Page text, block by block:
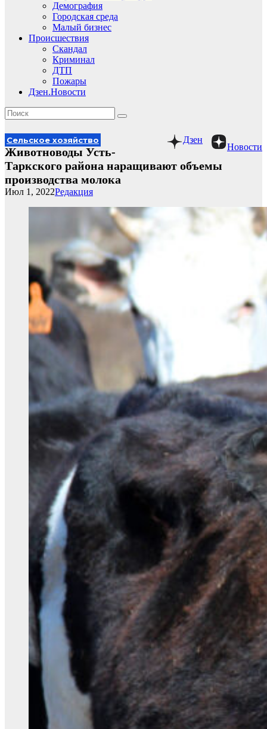
Демография
Городская среда
Малый бизнес
Происшествия
Скандал
Криминал
ДТП
Пожары
Дзен.Новости
Новости
Дзен
Сельское хозяйство
Животноводы Усть-
Таркского района наращивают объемы
производства молока
Редакция
Июл 1, 2022